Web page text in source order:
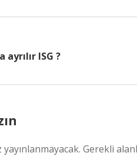
ISG ?
Gerekli